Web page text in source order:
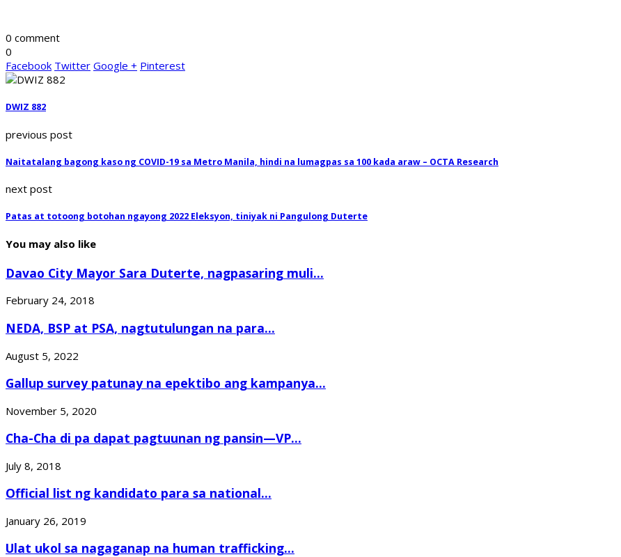
0 comment
0
Facebook Twitter Google + Pinterest
DWIZ 882
previous post
Naitatalang bagong kaso ng COVID-19 sa Metro Manila, hindi na lumagpas sa 100 kada araw – OCTA Research
next post
Patas at totoong botohan ngayong 2022 Eleksyon, tiniyak ni Pangulong Duterte
You may also like
Davao City Mayor Sara Duterte, nagpasaring muli...
February 24, 2018
NEDA, BSP at PSA, nagtutulungan na para...
August 5, 2022
Gallup survey patunay na epektibo ang kampanya...
November 5, 2020
Cha-Cha di pa dapat pagtuunan ng pansin—VP...
July 8, 2018
Official list ng kandidato para sa national...
January 26, 2019
Ulat ukol sa nagaganap na human trafficking...